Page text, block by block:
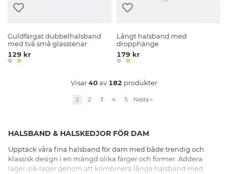
Guldfärgat dubbelhalsband
med två små glasstenar
129 kr
Långt halsband med
dropphänge
179 kr
Visar40av 182 produkter
1 2 3 4 5 Nästa »
HALSBAND & HALSKEDJOR FÖR DAM
Upptäck våra fina halsband för dam med både trendig och
klassisk design i en mängd olika färger och former. Addera
lager-på-lager genom att kombinera långa halsband med